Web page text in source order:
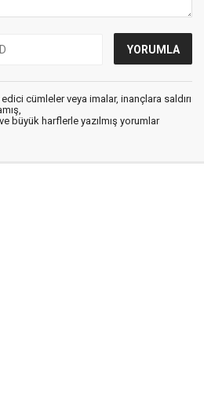
cümleler veya imalar, inançlara saldırı
büyük harflerle yazılmış yorumlar